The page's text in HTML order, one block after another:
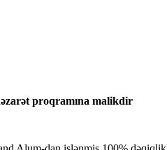
proqramına malikdir